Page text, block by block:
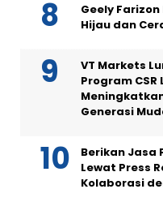
Geely
Hijau dan
VT Markets
Program
Generasi
Berikan Jasa
Lewat Press
Kolaborasi